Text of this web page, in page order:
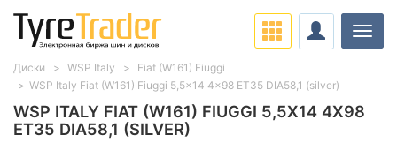
WSP ITALY FIAT (W161) FIUGGI 5,5X14 4X98
ET35 DIA58,1 (SILVER)
Диски WSP Italy
Fiat (W161) Fiuggi
WSP Italy Fiat (W161) Fiuggi 5,5x14 4x98 ET35 DIA58,1 (silver)